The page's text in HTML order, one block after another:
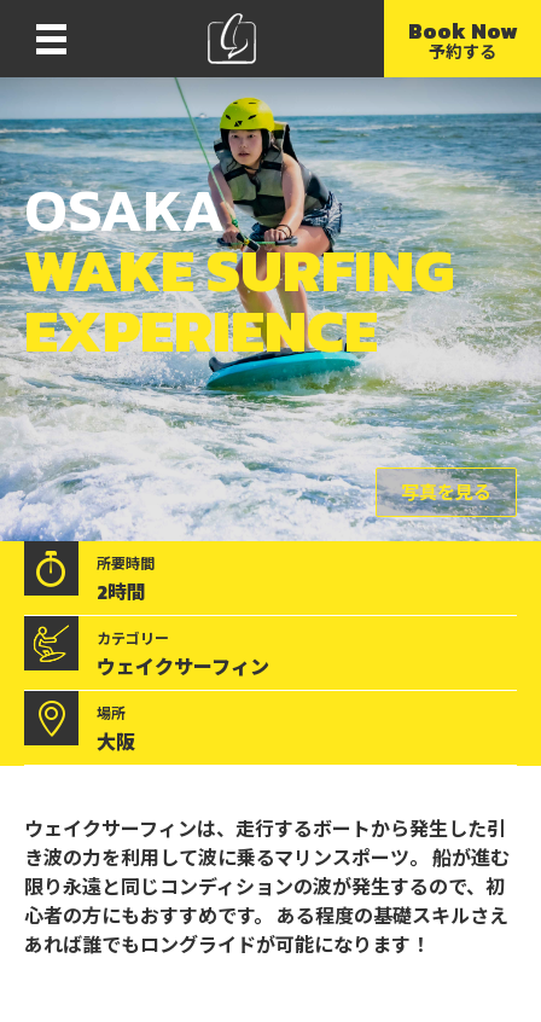
Menu
Book Now
予約する
OSAKA
WAKE SURFING
EXPERIENCE
写真を見る
所要時間
2時間
カテゴリー
ウェイクサーフィン
場所
大阪
大
阪
ウ
ェ
ウェイクサーフィンは、走行するボートから発生した引
き波の力を利用して波に乗るマリンスポーツ。 船が進む
限り永遠と同じコンディションの波が発生するので、初
心者の方にもおすすめです。 ある程度の基礎スキルさえ
あれば誰でもロングライドが可能になります！